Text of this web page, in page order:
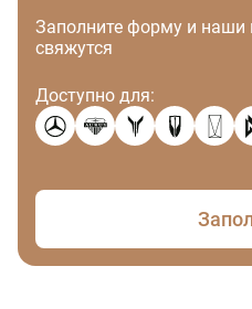
Заполните форму и
свяжутся
Доступно для: